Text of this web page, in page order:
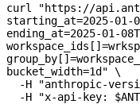
curl
"https://
starting_at=2025-01-
ending_at=2025-01-
bucket_width=1d" \
  -H
"anthropic-
  -H
"x-api-key: